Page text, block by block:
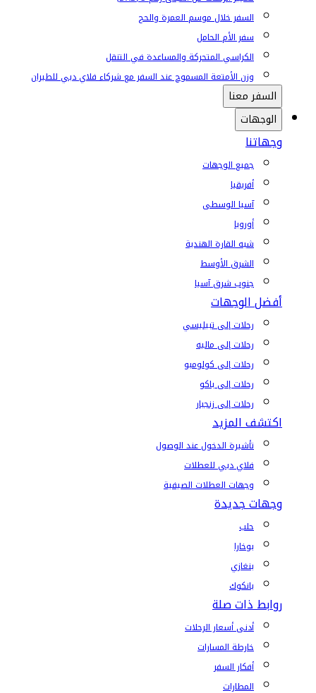
السفر خلال موسم العمرة والحج
سفر الأم الحامل
الكراسي المتحركة والمساعدة في التنقل
وزن الأمتعة المسموح عند السفر مع شركاء فلاي دبي للطيران
السفر معنا
الوجهات
وجهاتنا
جميع الوجهات
أفريقيا
آسيا الوسطى
أوروبا
شبه القارة الهندية
الشرق الأوسط
جنوب شرق آسيا
أفضل الوجهات
رحلات إلى تبيليسي
رحلات إلى ماليه
رحلات إلى كولومبو
رحلات إلى باكو
رحلات إلى زنجبار
اكتشف المزيد
تأشيرة الدخول عند الوصول
فلاي دبي للعطلات
وجهات العطلات الصيفية
وجهات جديدة
حلب
بوخارا
بنغازي
بانكوك
روابط ذات صلة
أدنى أسعار الرحلات
خارطة المسارات
أفكار السفر
المطارات